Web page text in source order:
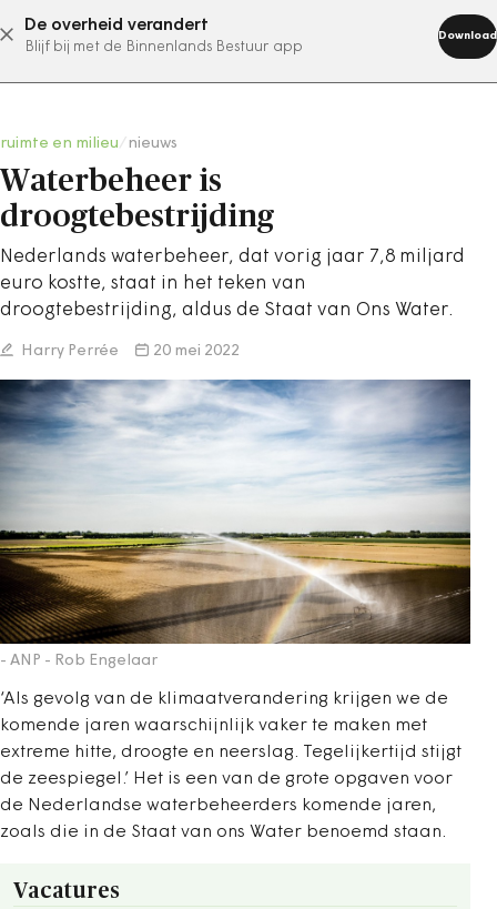
De overheid verandert
Blijf bij met de Binnenlands Bestuur app
Download
abonneer nu
ruimte en milieu nieuws
Waterbeheer is
droogtebestrijding
Nederlands waterbeheer, dat vorig jaar 7,8 miljard
euro kostte, staat in het teken van
droogtebestrijding, aldus de Staat van Ons Water.
Harry Perrée 20 mei 2022
- ANP - Rob Engelaar
‘Als gevolg van de klimaatverandering krijgen we de
komende jaren waarschijnlijk vaker te maken met
extreme hitte, droogte en neerslag. Tegelijkertijd stijgt
de zeespiegel.’ Het is een van de grote opgaven voor
de Nederlandse waterbeheerders komende jaren,
zoals die in de Staat van ons Water benoemd staan.
Vacatures